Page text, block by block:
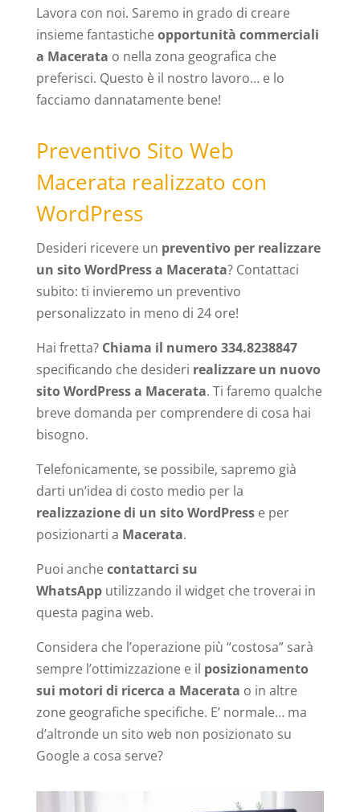
Lavora con noi. Saremo in grado di creare
insieme fantasticheopportunità commerciali
a Macerata o nella zona geografica che
preferisci. Questo è il nostro lavoro… e lo
facciamo dannatamente bene!
Preventivo Sito Web
Macerata realizzato con
WordPress
Desideri ricevere un preventivo per realizzare
un sito WordPress a Macerata? Contattaci
subito: ti invieremo un preventivo
personalizzato in meno di 24 ore!
Hai fretta? Chiama il numero 334.8238847
specificando che desideri realizzare un nuovo
sito WordPress a Macerata. Ti faremo qualche
breve domanda per comprendere di cosa hai
bisogno.
Telefonicamente, se possibile, sapremo già
darti un’idea di costo medio per la
realizzazione di un sito WordPress e per
posizionarti a Macerata.
Puoi anchecontattarci su
WhatsApputilizzando il widget che troverai in
questa pagina web.
Considera che l’operazione più “costosa” sarà
sempre l’ottimizzazione e il posizionamento
sui motori di ricerca a Macerata o in altre
zone geografiche specifiche. E’ normale… ma
d’altronde un sito web non posizionato su
Google a cosa serve?